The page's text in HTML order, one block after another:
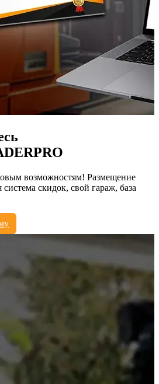
возможностям! Размещение
система скидок, свой гараж, база